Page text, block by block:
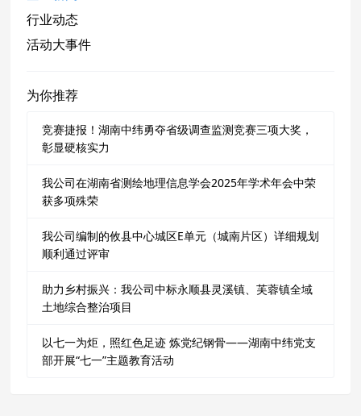
行业动态
活动大事件
为你推荐
竞赛捷报！湖南中纬勇夺省级调查监测竞赛三项大奖，
彰显硬核实力
我公司在湖南省测绘地理信息学会2025年学术年会中荣
获多项殊荣
我公司编制的攸县中心城区E单元（城南片区）详细规划
顺利通过评审
助力乡村振兴：我公司中标永顺县灵溪镇、芙蓉镇全域
土地综合整治项目
以七一为炬，照红色足迹 炼党纪钢骨——湖南中纬党支
部开展“七一”主题教育活动